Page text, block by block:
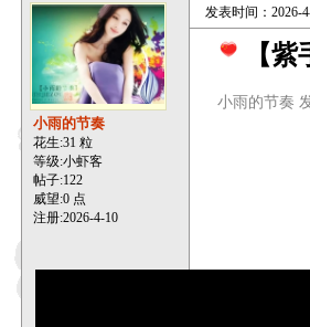
小雨的节奏
花生:31 粒
等级:小虾客
帖子:122
威望:0 点
注册:2026-4-10
发表时间：2026-
【
小雨的节奏